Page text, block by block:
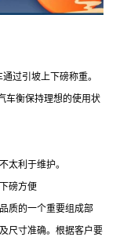
过引坡上下磅称重。
车衡保持理想的使用状
太利于维护。
磅方便
质的一个重要组成部
尺寸准确。根据客户要